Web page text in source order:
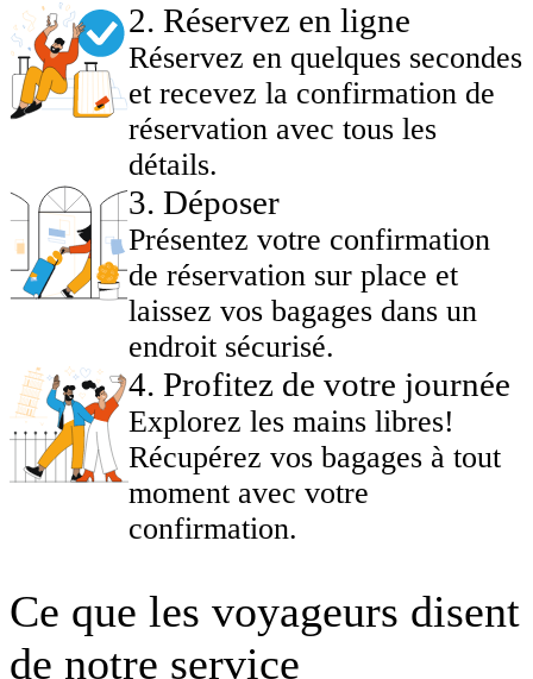
2. Réservez en ligne
Réservez en quelques secondes
et recevez la confirmation de
réservation avec tous les
détails.
3. Déposer
Présentez votre confirmation
de réservation sur place et
laissez vos bagages dans un
endroit sécurisé.
4. Profitez de votre journée
Explorez les mains libres!
Récupérez vos bagages à tout
moment avec votre
confirmation.
Ce que les voyageurs disent
de notre service